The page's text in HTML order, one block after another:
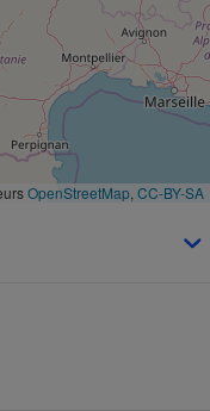
OpenStreetMap CC-BY-SA
Complément
alimentaire
emprunteur
électroménager -
Mutuelle